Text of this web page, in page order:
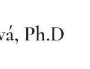
Ph.D